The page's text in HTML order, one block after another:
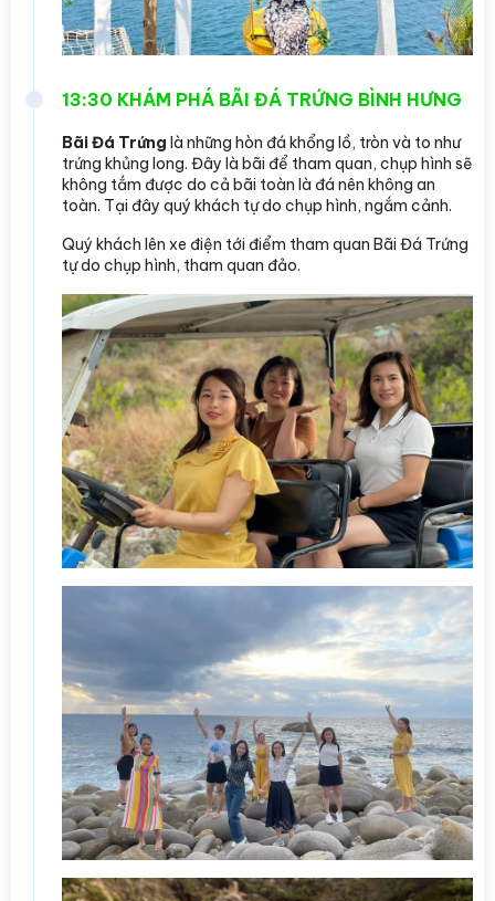
13:30 KHÁM PHÁ BÃI ĐÁ TRỨNG BÌNH HƯNG
Bãi Đá Trứng là những hòn đá khổng lồ, tròn và to như
trứng khủng long. Đây là bãi để tham quan, chụp hình sẽ
không tắm được do cả bãi toàn là đá nên không an
toàn. Tại đây quý khách tự do chụp hình, ngắm cảnh.
Quý khách lên xe điện tới điểm tham quan Bãi Đá Trứng
tự do chụp hình, tham quan đảo.